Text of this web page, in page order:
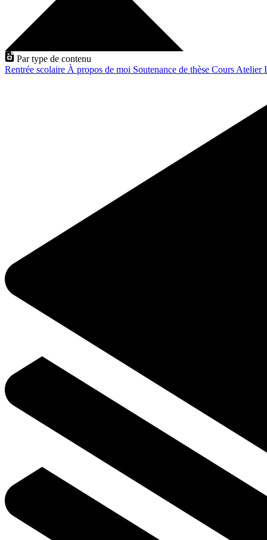
Par type de contenu
Rentrée scolaire À propos de moi Soutenance de thèse Cours Atelier